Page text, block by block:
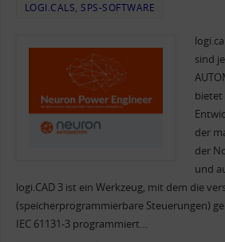
LOGI.CALS, SPS-SOFTWARE
sind
bietet
der
der
und
logi.CAD 3 ist ein Werkzeug, mit dem die
(speicherprogrammierbare Steuerungen)
IEC 61131-3 programmiert…